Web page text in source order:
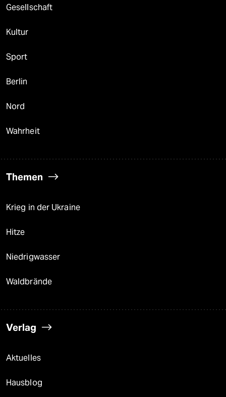
Gesellschaft
Kultur
Sport
Berlin
Nord
Wahrheit
Themen
Krieg in der Ukraine
Hitze
Niedrigwasser
Waldbrände
Verlag
Aktuelles
Hausblog